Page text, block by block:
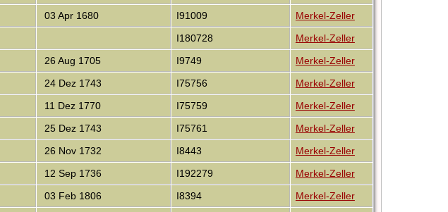
03 Apr 1680 I91009
Merkel-Zeller
I180728
Merkel-Zeller
26 Aug 1705 I9749
Merkel-Zeller
24 Dez 1743 I75756
Merkel-Zeller
11 Dez 1770 I75759
Merkel-Zeller
25 Dez 1743 I75761
Merkel-Zeller
26 Nov 1732 I8443
Merkel-Zeller
12 Sep 1736 I192279
Merkel-Zeller
03 Feb 1806 I8394
Merkel-Zeller